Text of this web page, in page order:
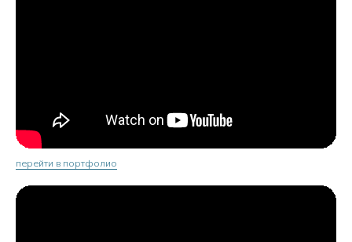
перейти в портфолио